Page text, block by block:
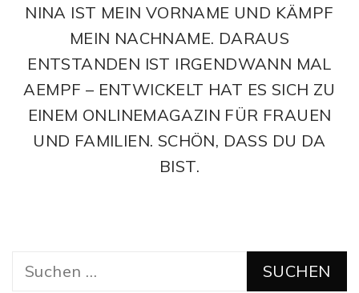
NINA IST MEIN VORNAME UND KÄMPF
MEIN NACHNAME. DARAUS
ENTSTANDEN IST IRGENDWANN MAL
AEMPF – ENTWICKELT HAT ES SICH ZU
EINEM ONLINEMAGAZIN FÜR FRAUEN
UND FAMILIEN. SCHÖN, DASS DU DA
BIST.
Suchen